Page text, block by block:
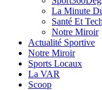
La Minute
Santé Et
Notre Miroir
Actualité Sportive
Notre Miroir
Sports Locaux
La VAR
Scoop